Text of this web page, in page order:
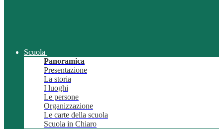
Scuola
Panoramica
Presentazione
La storia
I luoghi
Le persone
Organizzazione
Le carte della scuola
Scuola in Chiaro